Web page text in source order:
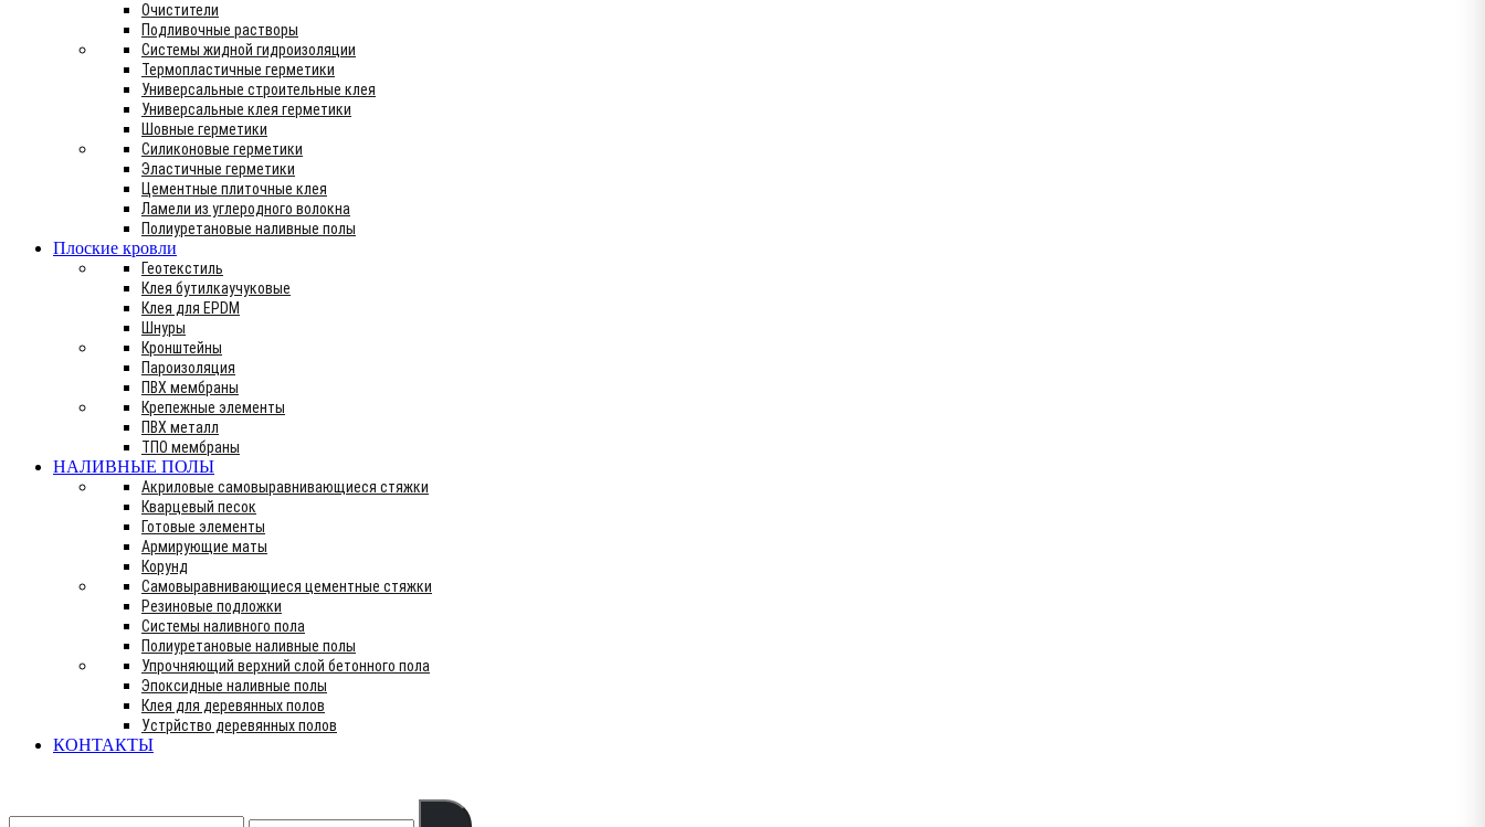
Очистители
Подливочные растворы
Системы жидной гидроизоляции
Термопластичные герметики
Универсальные строительные клея
Универсальные клея герметики
Шовные герметики
Силиконовые герметики
Эластичные герметики
Цементные плиточные клея
Ламели из углеродного волокна
Полиуретановые наливные полы
Плоские кровли
Геотекстиль
Клея бутилкаучуковые
Клея для EPDM
Шнуры
Кронштейны
Пароизоляция
ПВХ мембраны
Крепежные элементы
ПВХ металл
ТПО мембраны
НАЛИВНЫЕ ПОЛЫ
Акриловые самовыравнивающиеся стяжки
Кварцевый песок
Готовые элементы
Армирующие маты
Корунд
Самовыравнивающиеся цементные стяжки
Резиновые подложки
Системы наливного пола
Полиуретановые наливные полы
Упрочняющий верхний слой бетонного пола
Эпоксидные наливные полы
Клея для деревянных полов
Устрйство деревянных полов
КОНТАКТЫ